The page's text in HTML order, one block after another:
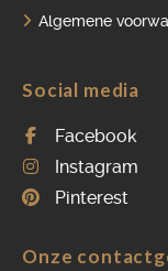
Algemene
Social media
Facebook
Instagram
Pinterest
Onze